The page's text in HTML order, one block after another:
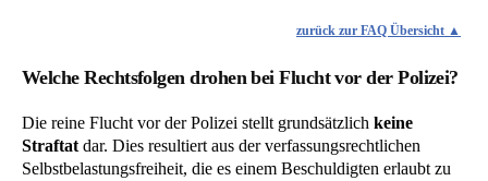
zurück zur FAQ Übersicht
Welche Rechtsfolgen drohen bei Flucht vor der Polizei?
Die reine Flucht vor der Polizei stellt grundsätzlich keine
Straftatdar. Dies resultiert aus der verfassungsrechtlichen
Selbstbelastungsfreiheit, die es einem Beschuldigten erlaubt zu